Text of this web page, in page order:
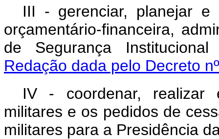
III - gerenciar, planejar e
orçamentário-financeira,
de Segurança
Redação dada pelo Decreto
IV - coordenar, realizar
militares e os pedidos de
militares para a Presidência